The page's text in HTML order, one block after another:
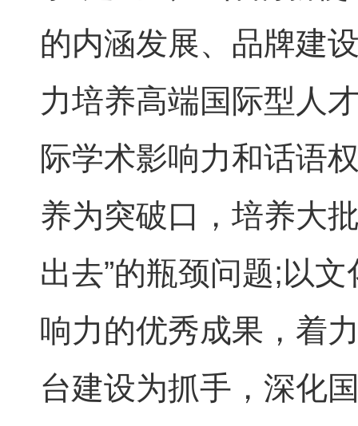
的内涵发展、品牌建
力培养高端国际型人
际学术影响力和话语
养为突破口，培养大
出去”的瓶颈问题;以文
响力的优秀成果，着
台建设为抓手，深化